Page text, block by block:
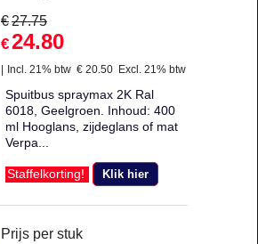
€27.75
€24.80
Incl. 21% btw € 20.50 Excl. 21% btw
Spuitbus spraymax 2K Ral
6018, Geelgroen. Inhoud: 400
ml Hooglans, zijdeglans of mat
Verpa...
Staffelkorting! Klik hier
Prijs per stuk